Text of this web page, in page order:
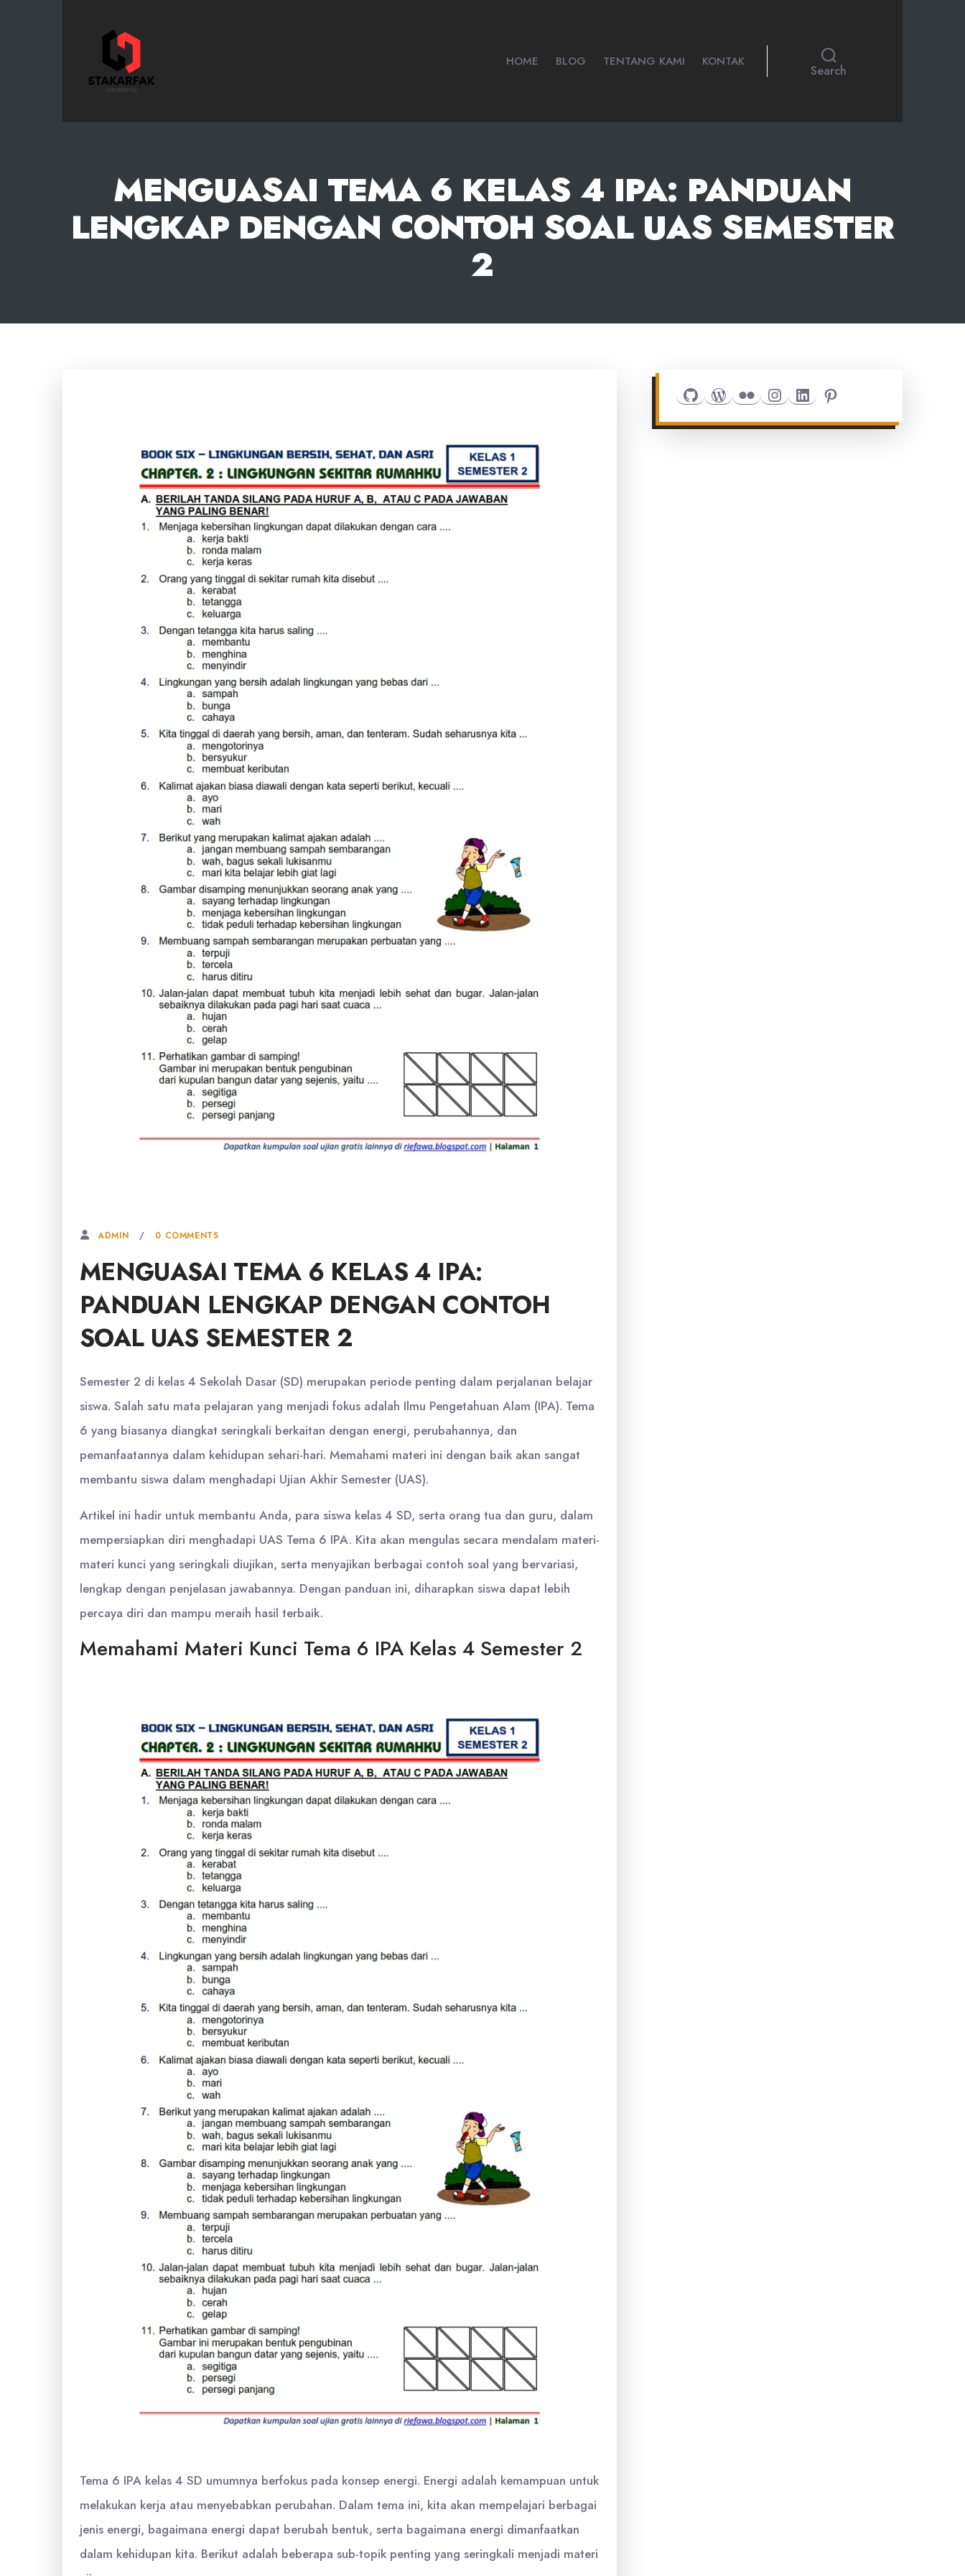
HOME BLOG TENTANG KAMI KONTAK
Search
MENGUASAI TEMA 6 KELAS 4 IPA: PANDUAN
LENGKAP DENGAN CONTOH SOAL UAS SEMESTER
2
ADMIN 0 COMMENTS
MENGUASAI TEMA 6 KELAS 4 IPA:
PANDUAN LENGKAP DENGAN CONTOH
SOAL UAS SEMESTER 2
Semester 2 di kelas 4 Sekolah Dasar (SD) merupakan periode penting dalam perjalanan belajar
siswa. Salah satu mata pelajaran yang menjadi fokus adalah Ilmu Pengetahuan Alam (IPA). Tema
6 yang biasanya diangkat seringkali berkaitan dengan energi, perubahannya, dan
pemanfaatannya dalam kehidupan sehari-hari. Memahami materi ini dengan baik akan sangat
membantu siswa dalam menghadapi Ujian Akhir Semester (UAS).
Artikel ini hadir untuk membantu Anda, para siswa kelas 4 SD, serta orang tua dan guru, dalam
mempersiapkan diri menghadapi UAS Tema 6 IPA. Kita akan mengulas secara mendalam materi-
materi kunci yang seringkali diujikan, serta menyajikan berbagai contoh soal yang bervariasi,
lengkap dengan penjelasan jawabannya. Dengan panduan ini, diharapkan siswa dapat lebih
percaya diri dan mampu meraih hasil terbaik.
Memahami Materi Kunci Tema 6 IPA Kelas 4 Semester 2
Tema 6 IPA kelas 4 SD umumnya berfokus pada konsep energi. Energi adalah kemampuan untuk
melakukan kerja atau menyebabkan perubahan. Dalam tema ini, kita akan mempelajari berbagai
jenis energi, bagaimana energi dapat berubah bentuk, serta bagaimana energi dimanfaatkan
dalam kehidupan kita. Berikut adalah beberapa sub-topik penting yang seringkali menjadi materi
GithubWordPress
FlickrInstagram
LinkedInPinterest